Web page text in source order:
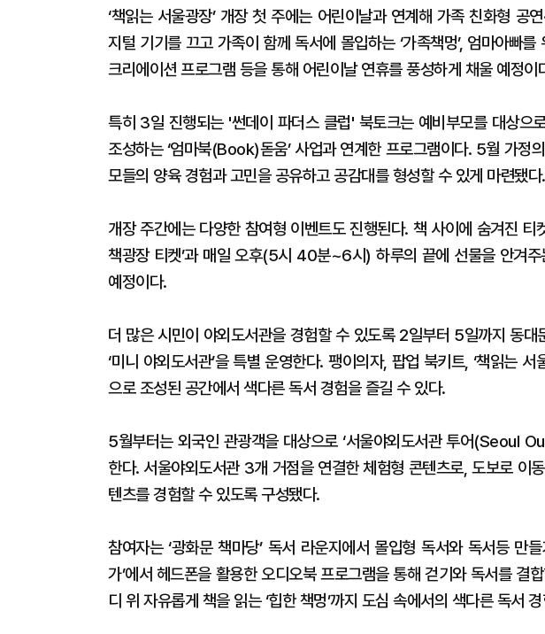
‘책읽는 서울광장’ 개장 첫 주에는 어린이날과 연계해 가족 친화형 공
지털 기기를 끄고 가족이 함께 독서에 몰입하는 ‘가족책멍’, 엄마아빠를
크리에이션 프로그램 등을 통해 어린이날 연휴를 풍성하게 채울 예정이
특히 3일 진행되는 '썬데이 파더스 클럽' 북토크는 예비부모를 대상으
조성하는 ‘엄마북(Book)돋움’ 사업과 연계한 프로그램이다. 5월 가정
모들의 양육 경험과 고민을 공유하고 공감대를 형성할 수 있게 마련됐다.
개장 주간에는 다양한 참여형 이벤트도 진행된다. 책 사이에 숨겨진 티
책광장 티켓’과 매일 오후(5시 40분~6시) 하루의 끝에 선물을 안겨주
예정이다.
더 많은 시민이 야외도서관을 경험할 수 있도록 2일부터 5일까지 동
‘미니 야외도서관’을 특별 운영한다. 팽이의자, 팝업 북키트, ‘책읽는
으로 조성된 공간에서 색다른 독서 경험을 즐길 수 있다.
5월부터는 외국인 관광객을 대상으로 ‘서울야외도서관 투어(Seoul
한다. 서울야외도서관 3개 거점을 연결한 체험형 콘텐츠로, 도보로 이
텐츠를 경험할 수 있도록 구성됐다.
참여자는 ‘광화문 책마당’ 독서 라운지에서 몰입형 독서와 독서등 만
가’에서 헤드폰을 활용한 오디오북 프로그램을 통해 걷기와 독서를 결
디 위 자유롭게 책을 읽는 ‘힙한 책멍’까지 도심 속에서의 색다른 독서